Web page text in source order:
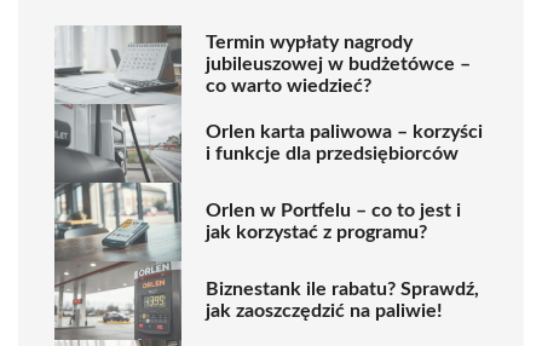
Termin wypłaty nagrody
jubileuszowej w budżetówce –
co warto wiedzieć?
Orlen karta paliwowa – korzyści
i funkcje dla przedsiębiorców
Orlen w Portfelu – co to jest i
jak korzystać z programu?
Biznestank ile rabatu? Sprawdź,
jak zaoszczędzić na paliwie!